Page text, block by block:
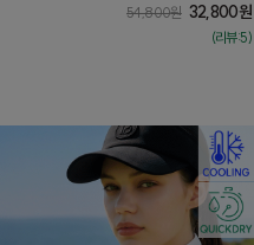
54,800원 32,800원
(리뷰:5)